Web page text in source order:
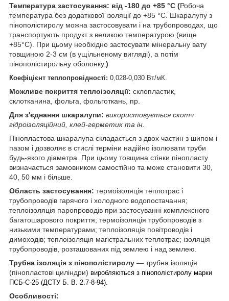
Температура застосування: від -180 до +85 °С (Робоча
температура без додаткової ізоляції до +85 °С. Шкаралупу з
пінополістиролу можна застосовувати і на трубопроводах, що
транспортують продукт з великою температурою (вище
+85°С). При цьому необхідно застосувати мінеральну вату
товщиною 2-3 см (в ущільненому вигляді), а потім
пінополістирольну оболонку.)
Коефіцієнт теплопровідності: 0,028-0,030 Вт/мК.
Можливе покриття теплоізоляції: склопластик,
склотканина, фольга, фольготкань, пр.
Для з'єднання шкаралупи: використовується скотч
гідроізоляційний, клей-герметик та ін.
Пінопластова шкаралупа складається з двох частин з шипом і
пазом і дозволяє в стислі терміни надійно ізолювати труби
будь-якого діаметра. При цьому товщина стінки пінопласту
визначається замовником самостійно та може становити 30,
40, 50 мм і більше.
Область застосування: термоізоляція теплотрас і
трубопроводів гарячого і холодного водопостачання;
теплоізоляція паропроводів при застосуванні комплексного
багатошарового покриття; термоізоляція трубопроводів з
низькими температурами; теплоізоляція повітроводів і
димоходів; теплоізоляція магістральних теплотрас; ізоляція
трубопроводів, розташованих під землею і над землею.
Трубна ізоляція з пінополістиролу — трубна ізоляція
(пінопластові циліндри) виробляються з пінополістиролу марки
ПСБ-С-25 (ДСТУ Б. В. 2.7-8-94).
Особливості: